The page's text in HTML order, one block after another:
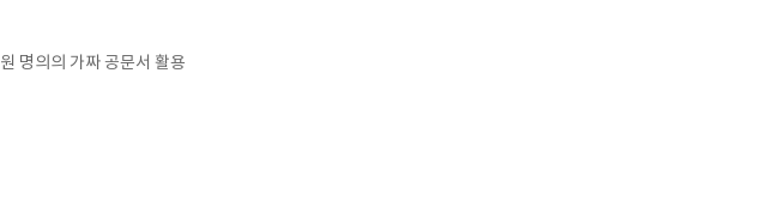
명의의 가짜 공문서 활용